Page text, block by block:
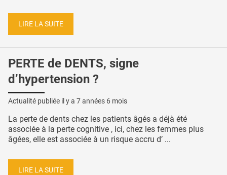
LIRE LA SUITE
PERTE de DENTS, signe
d’hypertension ?
Actualité publiée il y a 7 années 6 mois
La perte de dents chez les patients âgés a déjà été
associée à la perte cognitive , ici, chez les femmes plus
âgées, elle est associée à un risque accru d’ ...
LIRE LA SUITE